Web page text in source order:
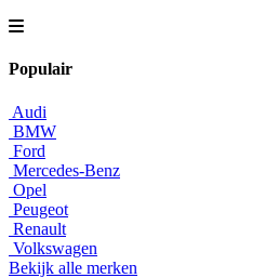
Populair
Audi
BMW
Ford
Mercedes-Benz
Opel
Peugeot
Renault
Volkswagen
Bekijk alle merken